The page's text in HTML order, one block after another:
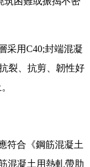
采用C40;封端混凝
裂、抗剪、韌性好
符合《鋼筋混凝土
混凝土用熱軋帶肋